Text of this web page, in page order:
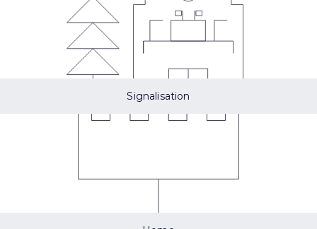
Signalisation